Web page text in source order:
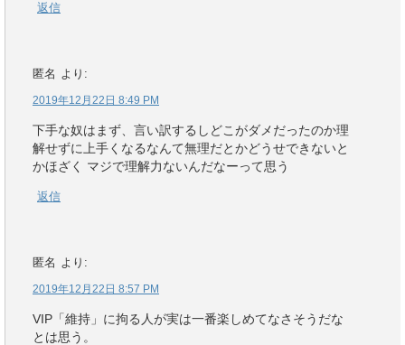
返信
匿名 より:
2019年12月22日 8:49 PM
下手な奴はまず、言い訳するしどこがダメだったのか理
解せずに上手くなるなんて無理だとかどうせできないと
かほざく マジで理解力ないんだなーって思う
返信
匿名 より:
2019年12月22日 8:57 PM
VIP「維持」に拘る人が実は一番楽しめてなさそうだな
とは思う。